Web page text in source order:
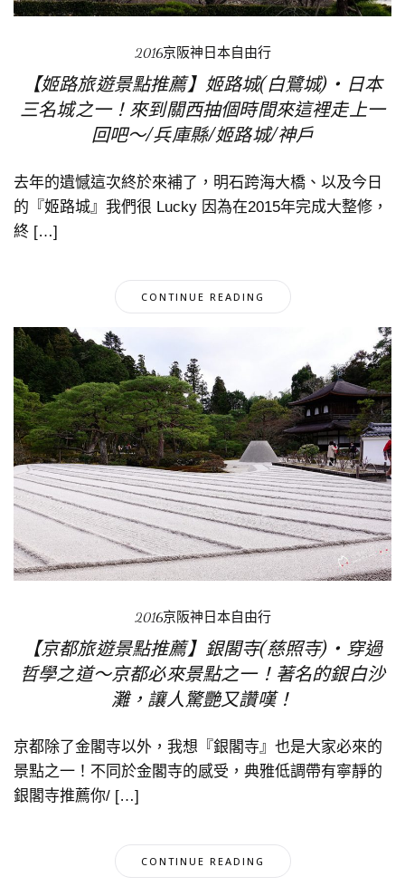
2016京阪神日本自由行
【姬路旅遊景點推薦】姬路城(白鷺城)‧日本
三名城之一！來到關西抽個時間來這裡走上一
回吧～/兵庫縣/姬路城/神戶
去年的遺憾這次終於來補了，明石跨海大橋、以及今日
的『姬路城』我們很 Lucky 因為在2015年完成大整修，
終 […]
CONTINUE READING
2016京阪神日本自由行
【京都旅遊景點推薦】銀閣寺(慈照寺)‧穿過
哲學之道～京都必來景點之一！著名的銀白沙
灘，讓人驚艷又讚嘆！
京都除了金閣寺以外，我想『銀閣寺』也是大家必來的
景點之一！不同於金閣寺的感受，典雅低調帶有寧靜的
銀閣寺推薦你/ […]
CONTINUE READING